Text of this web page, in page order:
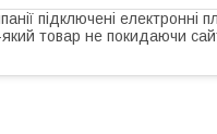
підключені електронні
товар не покидаючи